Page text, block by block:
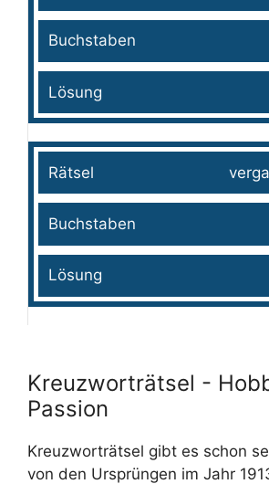
Kreuzworträtsel -
Passion
Kreuzworträtsel gibt es schon
von den Ursprüngen im Jahr